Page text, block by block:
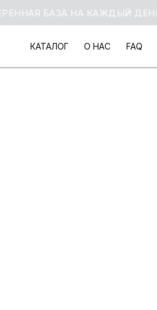
БАЗА НА КАЖДЫЙ ДЕНЬ
О НАС FAQ
КАТАЛОГ